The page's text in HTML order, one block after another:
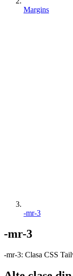
Margins
-mr-3
-mr-3
-mr-3: Clasa CSS